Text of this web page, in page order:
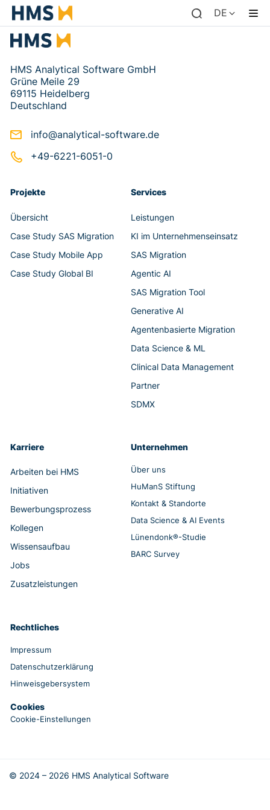
DE
HMS Analytical Software GmbH
Grüne Meile 29
69115 Heidelberg
Deutschland
info@analytical-software.de
+49-6221-6051-0
Projekte
Übersicht
Case Study SAS Migration
Case Study Mobile App
Case Study Global BI
Services
Leistungen
KI im Unternehmenseinsatz
SAS Migration
Agentic AI
SAS Migration Tool
Generative AI
Agentenbasierte Migration
Data Science & ML
Clinical Data Management
Partner
SDMX
Karriere
Arbeiten bei HMS
Initiativen
Bewerbungsprozess
Kollegen
Wissensaufbau
Jobs
Zusatzleistungen
Unternehmen
Über uns
HuManS Stiftung
Kontakt & Standorte
Data Science & AI Events
Lünendonk®-Studie
BARC Survey
Rechtliches
Impressum
Datenschutzerklärung
Hinweisgebersystem
Cookies
Cookie-Einstellungen
© 2024 – 2026 HMS Analytical Software